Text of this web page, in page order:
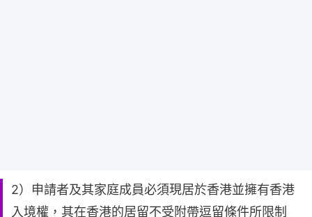
2）申請者及其家庭成員必須現居於香港並擁有香港
入境權，其在香港的居留不受附帶逗留條件所限制